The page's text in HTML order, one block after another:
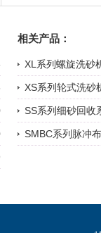
相关产品：
XL系列螺旋洗砂
XS系列轮式洗砂
SS系列细砂回收
SMBC系列脉冲